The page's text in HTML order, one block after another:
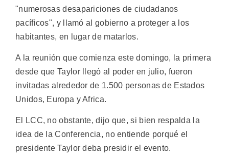
"numerosas desapariciones de ciudadanos
pacíficos", y llamó al gobierno a proteger a los
habitantes, en lugar de matarlos.
A la reunión que comienza este domingo, la primera
desde que Taylor llegó al poder en julio, fueron
invitadas alrededor de 1.500 personas de Estados
Unidos, Europa y Africa.
El LCC, no obstante, dijo que, si bien respalda la
idea de la Conferencia, no entiende porqué el
presidente Taylor deba presidir el evento.